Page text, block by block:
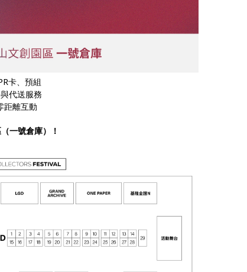
卡、預組
代送服務
距離互動
一號倉庫）！